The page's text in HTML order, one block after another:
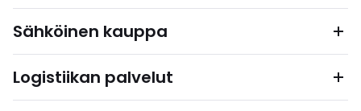
Sähköinen kauppa
Logistiikan palvelut